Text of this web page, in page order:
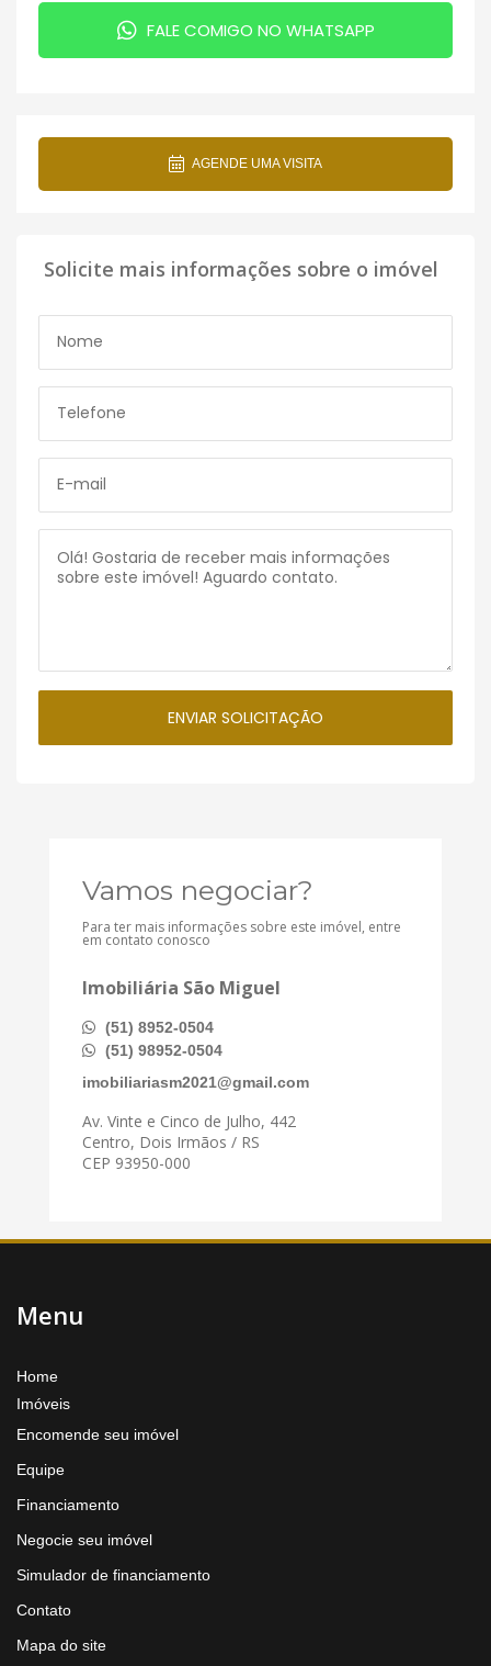
FALE COMIGO NO WHATSAPP
AGENDE UMA VISITA
Solicite mais informações sobre o imóvel
Vamos negociar?
Para ter mais informações sobre este imóvel, entre
em contato conosco
Imobiliária São Miguel
(51) 8952-0504
(51) 98952-0504
imobiliariasm2021@gmail.com
Av. Vinte e Cinco de Julho, 442
Centro, Dois Irmãos / RS
CEP 93950-000
Menu
Home
Imóveis
Encomende seu imóvel
Equipe
Financiamento
Negocie seu imóvel
Simulador de financiamento
Contato
Mapa do site